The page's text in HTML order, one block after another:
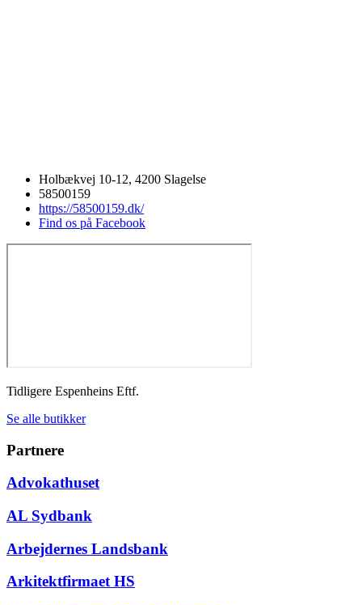
Holbækvej 10-12, 4200 Slagelse
58500159
https://58500159.dk/
Find os på Facebook
Tidligere Espenheins Eftf.
Se alle butikker
Partnere
Advokathuset
AL Sydbank
Arbejdernes Landsbank
Arkitektfirmaet HS